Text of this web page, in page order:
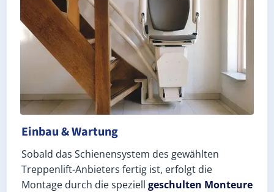
Einbau & Wartung
Sobald das Schienensystem des gewählten
Treppenlift-Anbieters fertig ist, erfolgt die
Montage durch die speziell geschulten Monteure